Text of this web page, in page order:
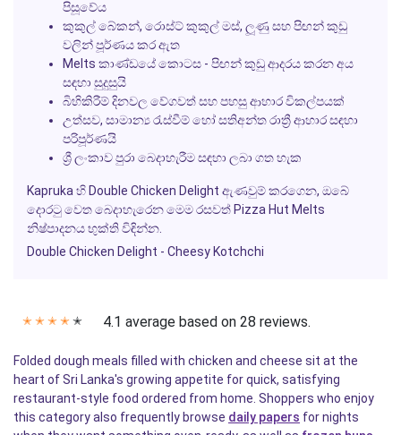
පිසූවේය
කුකුල් බේකන්, රොස්ට් කුකුල් මස්, ලූණු සහ පිඟන් කුඩු
වලින් පූර්ණය කර ඇත
Melts කාණ්ඩයේ කොටස - පිඟන් කුඩු ආදරය කරන අය
සඳහා සුදුසුයි
බිහිකිරීම් දිනවල වේගවත් සහ පහසු ආහාර විකල්පයක්
උත්සව, සාමාන්‍ය රැස්වීම් හෝ සතිඅන්ත රාත්‍රී ආහාර සඳහා
පරිපූර්ණයි
ශ්‍රී ලංකාව පුරා බෙදාහැරීම සඳහා ලබා ගත හැක
Kapruka හි Double Chicken Delight ඇණවුම් කරගෙන, ඔබේ
දොරටු වෙත බෙදාහැරෙන මෙම රසවත් Pizza Hut Melts
නිෂ්පාදනය භුක්ති විඳින්න.
Double Chicken Delight - Cheesy Kotchchi
✭ ✭ ✭ ✭ ✭ 4.1 average based on 28 reviews.
Folded dough meals filled with chicken and cheese sit at the
heart of Sri Lanka's growing appetite for quick, satisfying
restaurant-style food ordered from home. Shoppers who enjoy
this category also frequently browse daily papers for nights